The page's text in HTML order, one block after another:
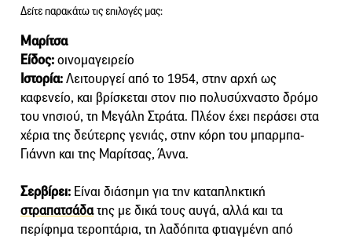
Δείτε παρακάτω τις επιλογές μας:
Μαρίτσα
Είδος:οινομαγειρείο
Ιστορία:Λειτουργεί από το 1954, στην αρχή ως
καφενείο, και βρίσκεται στον πιο πολυσύχναστο δρόμο
του νησιού, τη Μεγάλη Στράτα. Πλέον έχει περάσει στα
χέρια της δεύτερης γενιάς, στην κόρη του μπαρμπα-
Γιάννη και της Μαρίτσας, Άννα.
Σερβίρει: Είναι διάσημη για την καταπληκτική
στραπατσάδατης με δικά τους αυγά, αλλά και τα
περίφημα τεροπτάρια, τη λαδόπιτα φτιαγμένη από